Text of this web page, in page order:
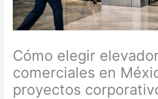
Cómo elegir
comerciales en
proyectos